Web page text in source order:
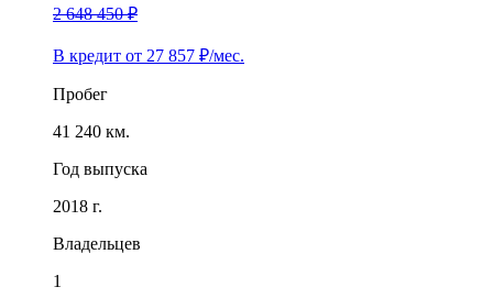
2 648 450 ₽
В кредит от 27 857 ₽/мес.
Пробег
41 240 км.
Год выпуска
2018 г.
Владельцев
1